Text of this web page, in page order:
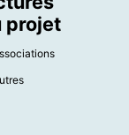
projet